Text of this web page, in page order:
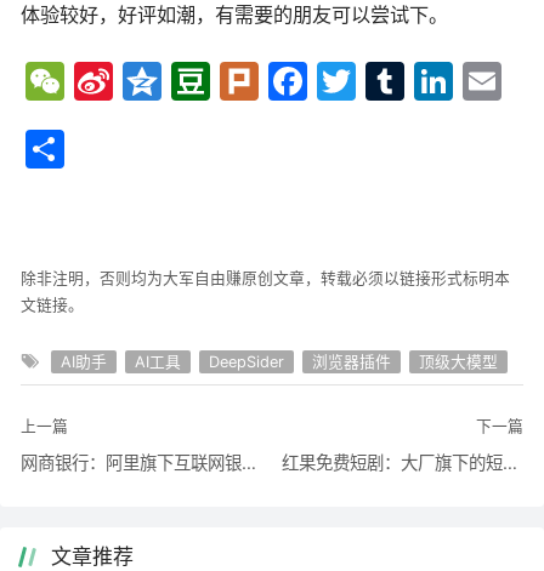
体验较好，好评如潮，有需要的朋友可以尝试下。
We
Sina
Qzo
Dou
Plur
Fac
Twit
Tum
Link
除非注明，否则均为大军自由赚原创文章，转载必须以链接形式标明本
文链接。
AI助手 AI工具 DeepSider 浏览器插件 顶级大模型
上一篇
网商银行：阿里旗下互联网银行，新人享大福利
下一篇
红果免费短剧：大厂旗下的短剧赚钱平台，新人有福利！
文章推荐